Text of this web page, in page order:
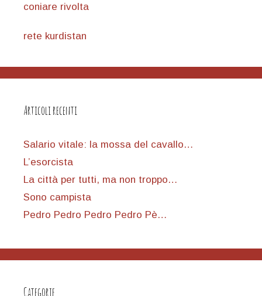
coniare rivolta
rete kurdistan
Articoli recenti
Salario vitale: la mossa del cavallo…
L’esorcista
La città per tutti, ma non troppo…
Sono campista
Pedro Pedro Pedro Pedro Pè…
Categorie